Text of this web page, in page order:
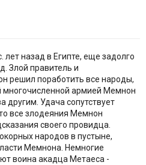
лет назад в Египте, еще задолго
Злой правитель и
решил поработить все народы,
многочисленной армией Мемнон
другим. Удача сопутствует
все злодеяния Мемнон
своего провидца.
народов в пустыне,
Мемнона. Немногие
воина акадца Метаеса -